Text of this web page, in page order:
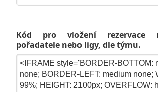
Kód pro vložení rezervace
pořadatele nebo ligy, dle týmu.